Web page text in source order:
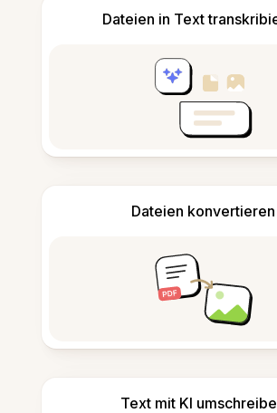
Dateien in Text
Dateien konvertieren
Text mit KI